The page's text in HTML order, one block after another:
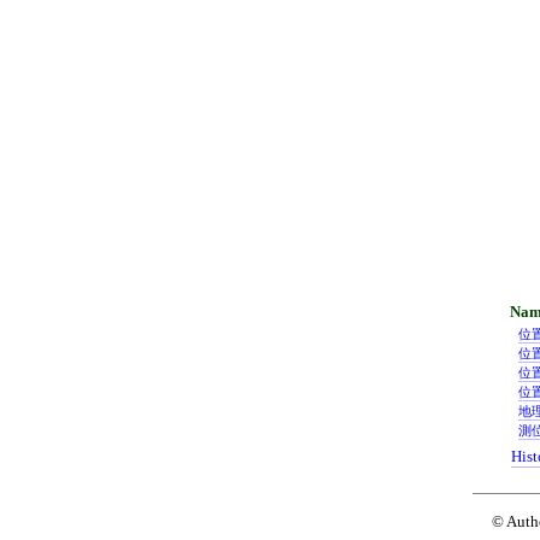
位
位
位
位
地
測
©